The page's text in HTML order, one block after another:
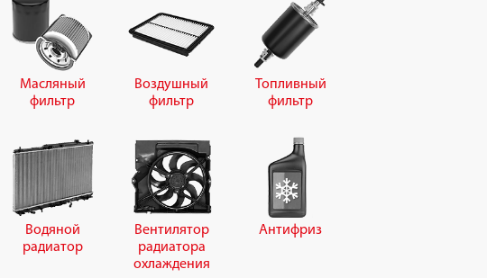
Масляный
фильтр
Воздушный
фильтр
Топливный
фильтр
Водяной
радиатор
Вентилятор
радиатора
охлаждения
Антифриз